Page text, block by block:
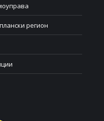
регион